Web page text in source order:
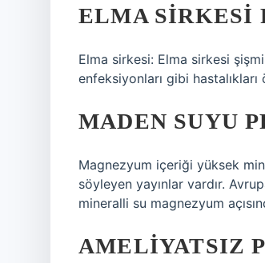
ELMA SIRKESI
Elma sirkesi: Elma sirkesi
enfeksiyonları gibi hastalıkları
MADEN SUYU
Magnezyum içeriği yüksek
söyleyen yayınlar vardır.
mineralli su magnezyum
AMELIYATSIZ